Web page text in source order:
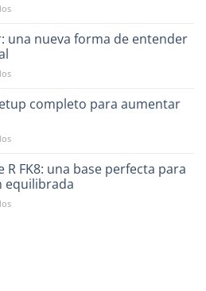
en
financiar
en
Motorsport
fácil
nunca
una nueva forma de entender
en
Ultra
Shifter:
nueva
de
entender
cambio
completo para aumentar
en
i30
setup
completo
R FK8: una base perfecta para
equilibrada
en